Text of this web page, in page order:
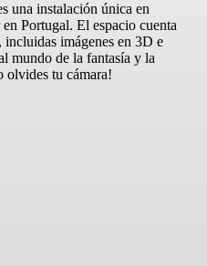
una instalación única en
Portugal. El espacio cuenta
incluidas imágenes en 3D e
mundo de la fantasía y la
olvides tu cámara!